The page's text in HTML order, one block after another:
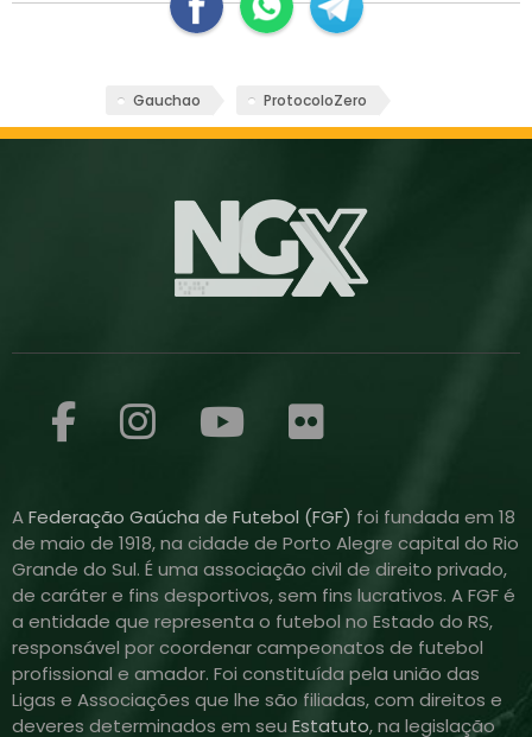
Gauchao ProtocoloZero
AFederação Gaúcha de Futebol (FGF) foi fundada em 18
de maio de 1918, na cidade de Porto Alegre capital do Rio
Grande do Sul. É uma associação civil de direito privado,
de caráter e fins desportivos, sem fins lucrativos. A FGF é
a entidade que representa o futebol no Estado do RS,
responsável por coordenar campeonatos de futebol
profissional e amador. Foi constituída pela união das
Ligas e Associações que lhe são filiadas, com direitos e
deveres determinados em seu Estatuto, na legislação